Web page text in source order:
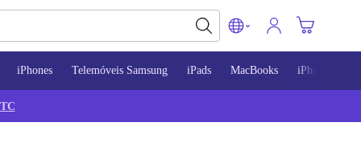
iPhones Telemóveis Samsung iPads MacBooks iPhone 13
TC